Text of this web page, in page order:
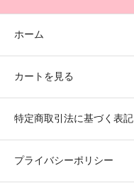
ホーム
カートを見る
特定商取引法に基づく表記
プライバシーポリシー